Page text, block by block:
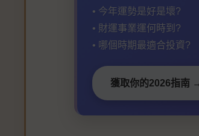
• 今年運勢是好是壞?
• 財運事業運何時到?
• 哪個時期最適合投資?
獲取你的2026指南